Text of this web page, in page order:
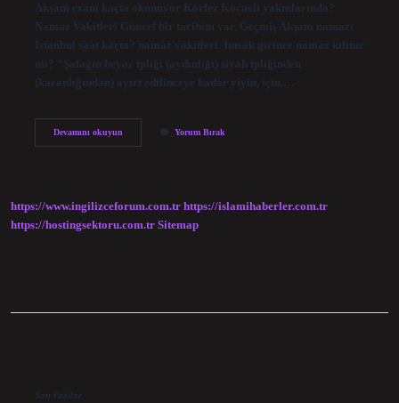
Akşam ezanı kaçta okunuyor Körfez Kocaeli yakınlarında?
Namaz Vakitleri Güncel bir tarihim var. Geçmiş Akşam namazı
İstanbul saat kaçta? namaz vakitleri. İmsak girince namaz kılınır
mı? “Şafağın beyaz ipliği (aydınlığı) siyah ipliğinden
(karanlığından) ayırt edilinceye kadar yiyin, için,…
Devamını okuyunIzmit
Yorum Bırak
https://www.ingilizceforum.com.tr https://islamihaberler.com.tr
https://hostingsektoru.com.tr Sitemap
Son Yazılar